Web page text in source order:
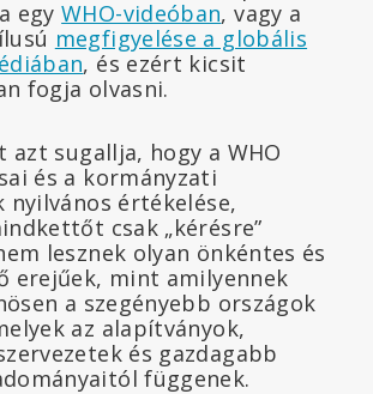
egyWHO-videóban, vagy a
megfigyelése a globális
, és ezért kicsit
fogja olvasni.
azt sugallja, hogy a WHO
és a kormányzati
nyilvános értékelése,
csak „kérésre”
lesznek olyan önkéntes és
erejűek, mint amilyennek
a szegényebb országok
az alapítványok,
és gazdagabb
függenek.